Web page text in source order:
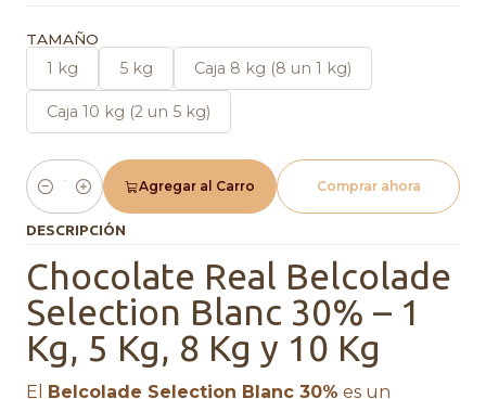
TAMAÑO
1 kg 5 kg Caja 8 kg (8 un 1 kg)
Caja 10 kg (2 un 5 kg)
Cantidad
Agregar al Carro Comprar ahora
DESCRIPCIÓN
Chocolate Real Belcolade
Selection Blanc 30% – 1
Kg, 5 Kg, 8 Kg y 10 Kg
El Belcolade Selection Blanc 30% es un